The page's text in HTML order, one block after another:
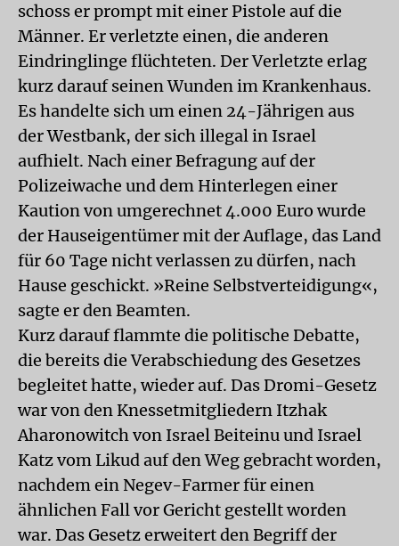
schoss er prompt mit einer Pistole auf die
Männer. Er verletzte einen, die anderen
Eindringlinge flüchteten. Der Verletzte erlag
kurz darauf seinen Wunden im Krankenhaus.
Es handelte sich um einen 24-Jährigen aus
der Westbank, der sich illegal in Israel
aufhielt. Nach einer Befragung auf der
Polizeiwache und dem Hinterlegen einer
Kaution von umgerechnet 4.000 Euro wurde
der Hauseigentümer mit der Auflage, das Land
für 60 Tage nicht verlassen zu dürfen, nach
Hause geschickt. »Reine Selbstverteidigung«,
sagte er den Beamten.
Kurz darauf flammte die politische Debatte,
die bereits die Verabschiedung des Gesetzes
begleitet hatte, wieder auf. Das Dromi-Gesetz
war von den Knessetmitgliedern Itzhak
Aharonowitch von Israel Beiteinu und Israel
Katz vom Likud auf den Weg gebracht worden,
nachdem ein Negev-Farmer für einen
ähnlichen Fall vor Gericht gestellt worden
war. Das Gesetz erweitert den Begriff der